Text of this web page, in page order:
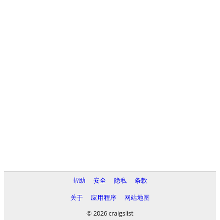
帮助 安全 隐私
条款
关于
应用程序
网站地图
© 2026 craigslist